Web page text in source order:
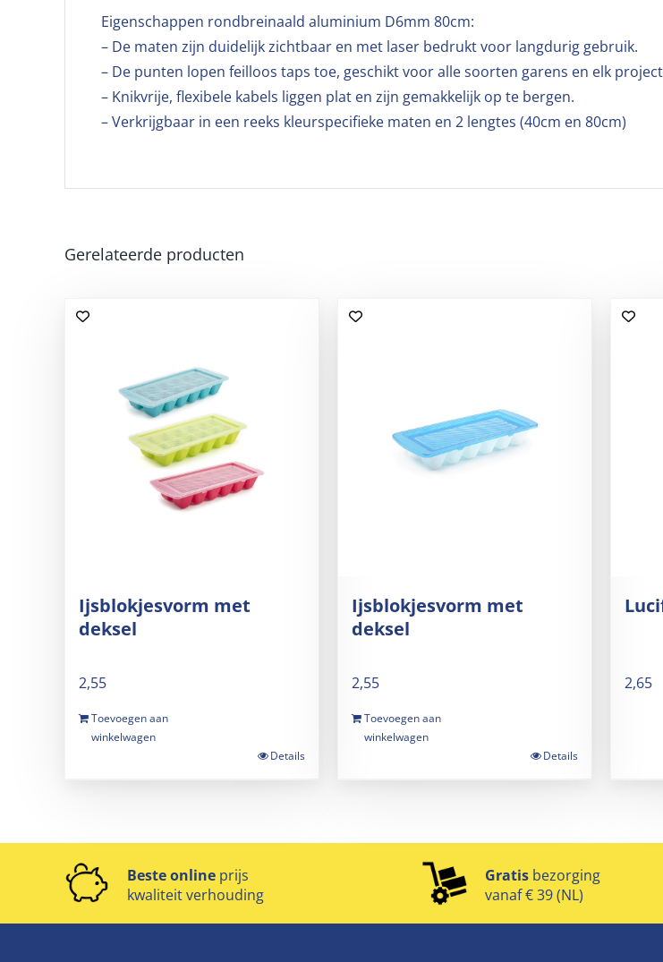
Eigenschappen rondbreinaald aluminium D6mm 80cm:
– De maten zijn duidelijk zichtbaar en met laser bedrukt voor langdurig gebruik.
– De punten lopen feilloos taps toe, geschikt voor alle soorten garens en elk
– Knikvrije, flexibele kabels liggen plat en zijn gemakkelijk op te bergen.
– Verkrijgbaar in een reeks kleurspecifieke maten en 2 lengtes (40cm en 80cm)
Gerelateerde producten
Ijsblokjesvorm met
deksel
2,55
Toevoegen aan
winkelwagen
Details
Ijsblokjesvorm met
deksel
2,55
Toevoegen aan
winkelwagen
Details
2,65
Beste online prijs
kwaliteit verhouding
Gratisbezorging
vanaf € 39 (NL)